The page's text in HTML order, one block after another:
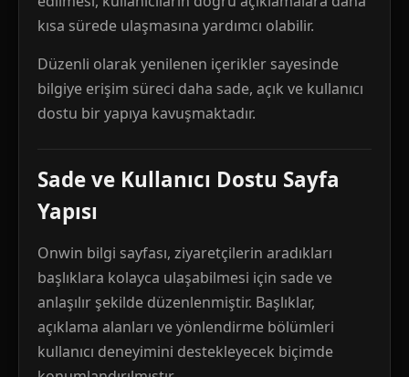
kısa sürede ulaşmasına yardımcı olabilir.
Düzenli olarak yenilenen içerikler sayesinde
bilgiye erişim süreci daha sade, açık ve kullanıcı
dostu bir yapıya kavuşmaktadır.
Sade ve Kullanıcı Dostu Sayfa
Yapısı
Onwin bilgi sayfası, ziyaretçilerin aradıkları
başlıklara kolayca ulaşabilmesi için sade ve
anlaşılır şekilde düzenlenmiştir. Başlıklar,
açıklama alanları ve yönlendirme bölümleri
kullanıcı deneyimini destekleyecek biçimde